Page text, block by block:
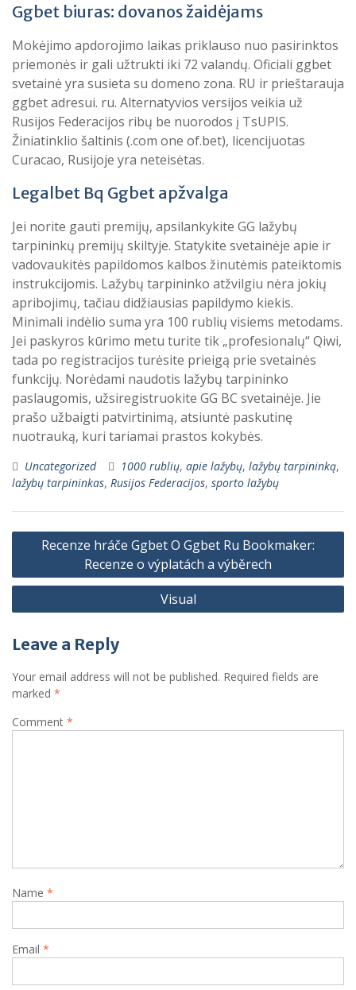
Ggbet biuras: dovanos žaidėjams
Mokėjimo apdorojimo laikas priklauso nuo pasirinktos
priemonės ir gali užtrukti iki 72 valandų. Oficiali ggbet
svetainė yra susieta su domeno zona. RU ir prieštarauja
ggbet adresui. ru. Alternatyvios versijos veikia už
Rusijos Federacijos ribų be nuorodos į TsUPIS.
Žiniatinklio šaltinis (.com one of.bet), licencijuotas
Curacao, Rusijoje yra neteisėtas.
Legalbet Bq Ggbet apžvalga
Jei norite gauti premijų, apsilankykite GG lažybų
tarpininkų premijų skiltyje. Statykite svetainėje apie ir
vadovaukitės papildomos kalbos žinutėmis pateiktomis
instrukcijomis. Lažybų tarpininko atžvilgiu nėra jokių
apribojimų, tačiau didžiausias papildymo kiekis.
Minimali indėlio suma yra 100 rublių visiems metodams.
Jei paskyros kūrimo metu turite tik „profesionalų“ Qiwi,
tada po registracijos turėsite prieigą prie svetainės
funkcijų. Norėdami naudotis lažybų tarpininko
paslaugomis, užsiregistruokite GG BC svetainėje. Jie
prašo užbaigti patvirtinimą, atsiuntė paskutinę
nuotrauką, kuri tariamai prastos kokybės.
Uncategorized 1000 rublių, apie lažybų, lažybų tarpininką,
lažybų tarpininkas, Rusijos Federacijos, sporto lažybų
Post
navigation
Recenze hráče Ggbet O Ggbet Ru Bookmaker:
Recenze o výplatách a výběrech
Visual
Leave a Reply
Your email address will not be published. Required fields are
marked *
Comment *
Name *
Email *